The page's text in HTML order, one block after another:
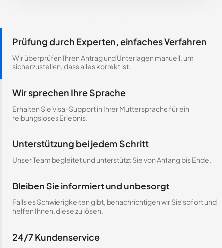
Prüfung durch Experten, einfaches Verfahren
Wir überprüfen Ihren Antrag und Unterlagen manuell, um
sicherzustellen, dass alles korrekt ist.
Wir sprechen Ihre Sprache
Erhalten Sie Visa-Support in Ihrer Muttersprache für ein
reibungsloses Erlebnis.
Unterstützung bei jedem Schritt
Unser Team begleitet und unterstützt Sie von Anfang bis Ende.
Bleiben Sie informiert und unbesorgt
Falls es Schwierigkeiten gibt, benachrichtigen wir Sie sofort und
helfen Ihnen, diese zu lösen.
24/7 Kundenservice